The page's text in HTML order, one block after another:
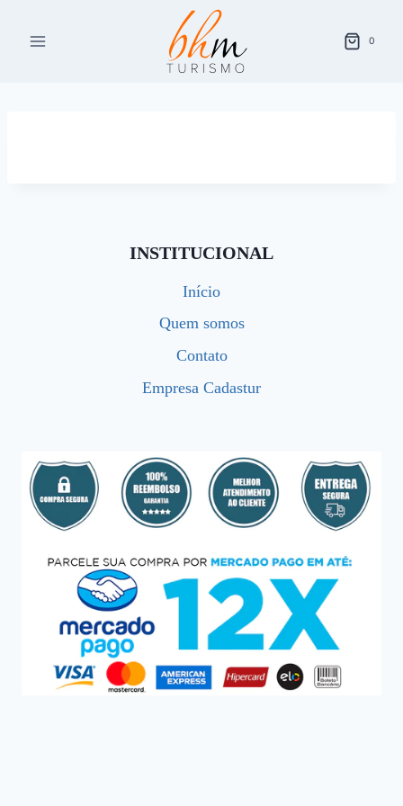
para
0
INSTITUCIONAL
Início
Quem somos
Contato
Empresa Cadastur